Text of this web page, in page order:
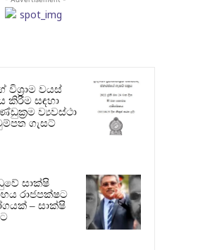
වයස්
කිරීම සඳහා
ව්‍යවස්ථා
ගැසට්
සාක්ෂි
රාජපක්ෂට
– සාක්ෂි